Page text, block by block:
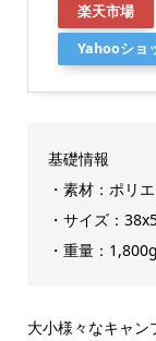
楽天市場
Yahooショ
基礎情報
・素材：ポリ
・サイズ：
・重量：1,800g
大小様々なキャ